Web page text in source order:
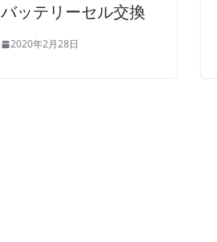
バッテリーセル交換
2020年2月28日